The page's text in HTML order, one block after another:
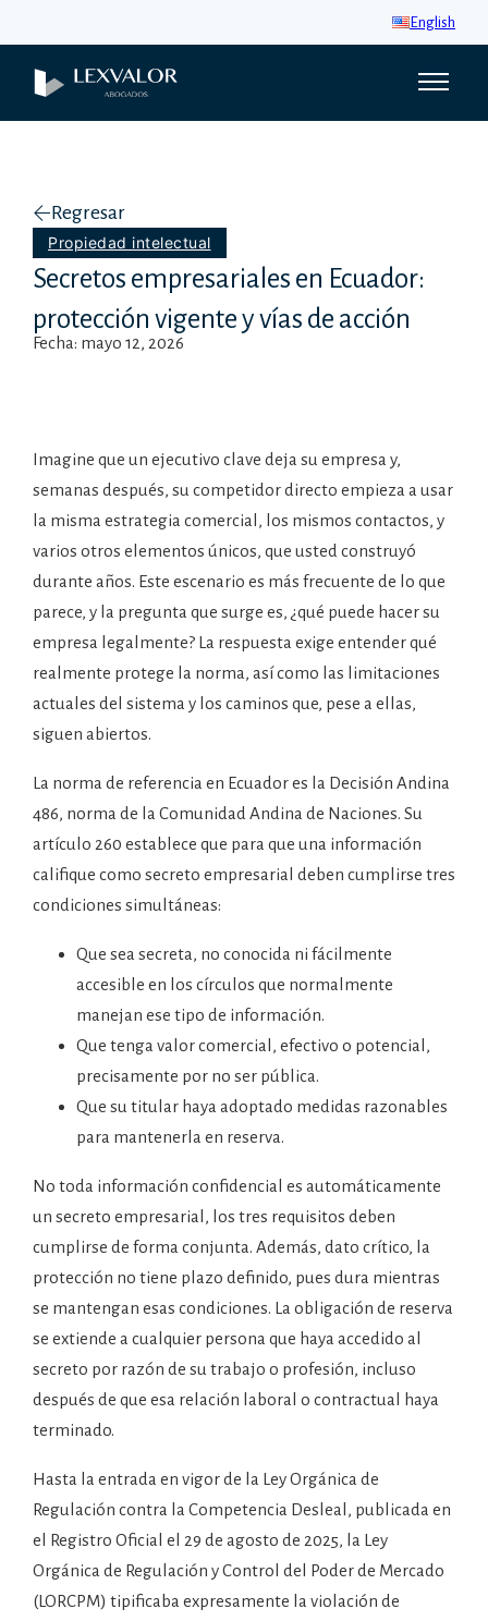
English
Regresar
Propiedad intelectual
Secretos empresariales en Ecuador:
protección vigente y vías de acción
Fecha: mayo 12, 2026
Imagine que un ejecutivo clave deja su empresa y,
semanas después, su competidor directo empieza a usar
la misma estrategia comercial, los mismos contactos, y
varios otros elementos únicos, que usted construyó
durante años. Este escenario es más frecuente de lo que
parece, y la pregunta que surge es, ¿qué puede hacer su
empresa legalmente? La respuesta exige entender qué
realmente protege la norma, así como las limitaciones
actuales del sistema y los caminos que, pese a ellas,
siguen abiertos.
La norma de referencia en Ecuador es la Decisión Andina
486, norma de la Comunidad Andina de Naciones. Su
artículo 260 establece que para que una información
califique como secreto empresarial deben cumplirse tres
condiciones simultáneas:
Que sea secreta, no conocida ni fácilmente
accesible en los círculos que normalmente
manejan ese tipo de información.
Que tenga valor comercial, efectivo o potencial,
precisamente por no ser pública.
Que su titular haya adoptado medidas razonables
para mantenerla en reserva.
No toda información confidencial es automáticamente
un secreto empresarial, los tres requisitos deben
cumplirse de forma conjunta. Además, dato crítico, la
protección no tiene plazo definido, pues dura mientras
se mantengan esas condiciones. La obligación de reserva
se extiende a cualquier persona que haya accedido al
secreto por razón de su trabajo o profesión, incluso
después de que esa relación laboral o contractual haya
terminado.
Hasta la entrada en vigor de la Ley Orgánica de
Regulación contra la Competencia Desleal, publicada en
el Registro Oficial el 29 de agosto de 2025, la Ley
Orgánica de Regulación y Control del Poder de Mercado
(LORCPM) tipificaba expresamente la violación de